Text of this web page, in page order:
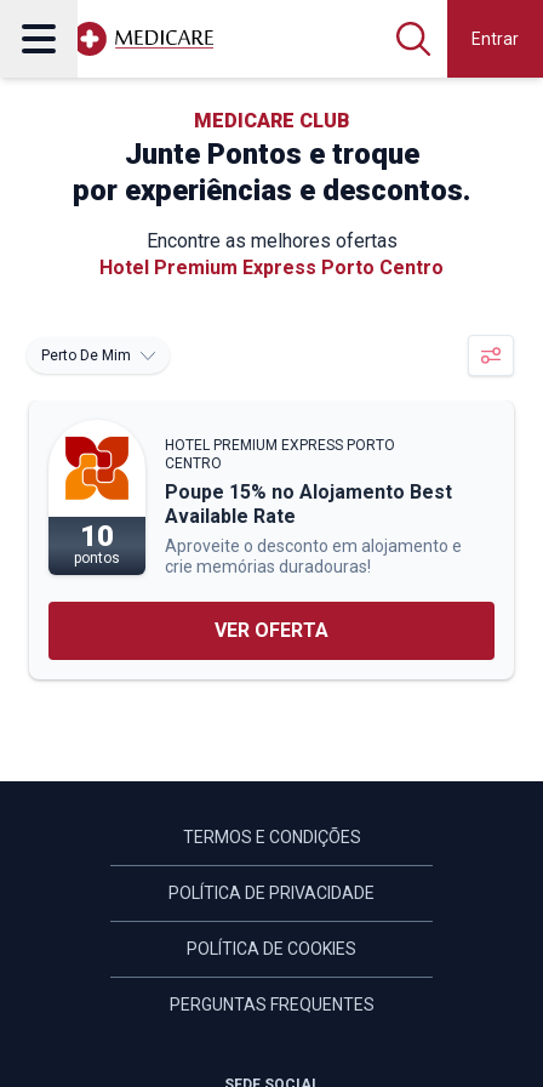
Entrar
MEDICARE CLUB
Junte Pontos e troque
por experiências e descontos.
Encontre as melhores ofertas
Hotel Premium Express Porto Centro
Perto De Mim
10
pontos
HOTEL PREMIUM EXPRESS PORTO
CENTRO
Poupe 15% no Alojamento Best
Available Rate
Aproveite o desconto em alojamento e
crie memórias duradouras!
VER OFERTA
TERMOS E CONDIÇÕES
POLÍTICA DE PRIVACIDADE
POLÍTICA DE COOKIES
PERGUNTAS FREQUENTES